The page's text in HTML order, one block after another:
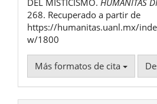
DEL MISTICISMO. HUMANITAS
268. Recuperado a partir de
https://humanitas.uanl.mx/
w/1800
Más formatos de cita